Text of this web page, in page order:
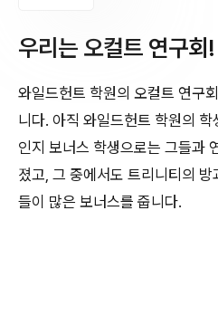
우리는 오컬트 연구회
와일드헌트 학원의 오컬트 연구
니다. 아직 와일드헌트 학원의
인지 보너스 학생으로는 그들과
졌고, 그 중에서도 트리니티의
들이 많은 보너스를 줍니다.